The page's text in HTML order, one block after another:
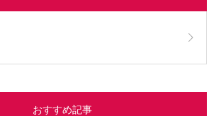
おすすめ記事